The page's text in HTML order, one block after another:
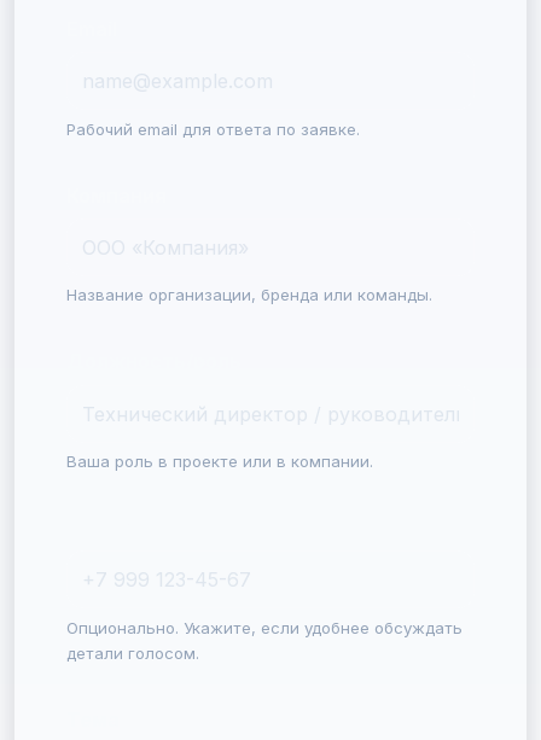
Рабочий email для ответа по заявке.
Название организации, бренда или команды.
Ваша роль в проекте или в компании.
Опционально. Укажите, если удобнее обсуждать
детали голосом.